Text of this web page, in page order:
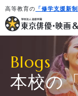
高等教育の 「修学支援新制
Blogs
本校の